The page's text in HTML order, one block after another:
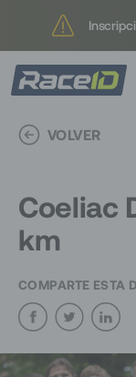
Inscripciones de la
VOLVER
Coeliac
km
COMPARTE ESTA